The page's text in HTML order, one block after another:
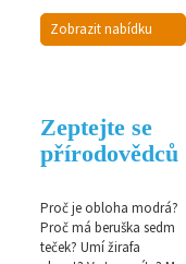
Zobrazit nabídku
Zeptejte se
přírodovědců
Proč je obloha modrá?
Proč má beruška sedm
teček? Umí žirafa